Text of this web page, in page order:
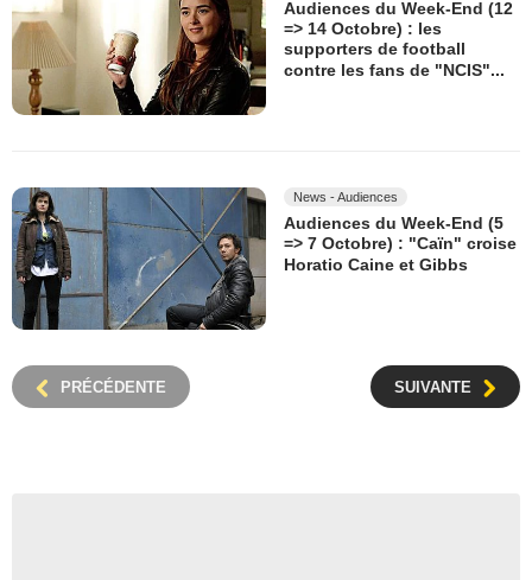
Audiences du Week-End (12
=> 14 Octobre) : les
supporters de football
contre les fans de "NCIS"...
News - Audiences
Audiences du Week-End (5
=> 7 Octobre) : "Caïn" croise
Horatio Caine et Gibbs
PRÉCÉDENTE SUIVANTE